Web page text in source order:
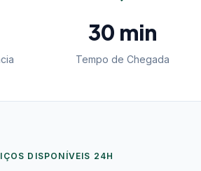
30 min
Tempo de Chegada
DISPONÍVEIS 24H